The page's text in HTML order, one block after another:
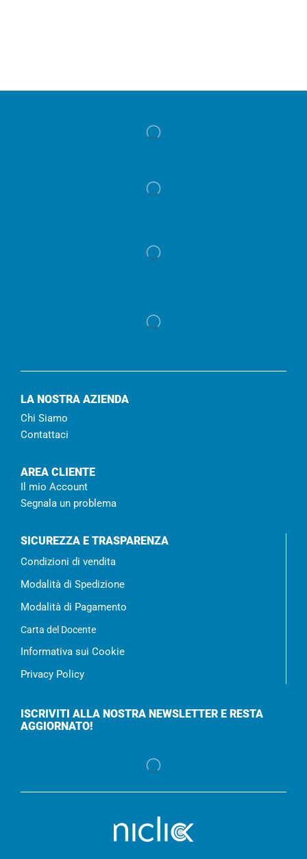
LA NOSTRA AZIENDA
Chi Siamo
Contattaci
AREA CLIENTE
Il mio Account
Segnala un problema
SICUREZZA E TRASPARENZA
Condizioni di vendita
Modalità di Spedizione
Modalità di Pagamento
Carta del Docente
Informativa sui Cookie
Privacy Policy
ISCRIVITI ALLA NOSTRA NEWSLETTER E RESTA
AGGIORNATO!